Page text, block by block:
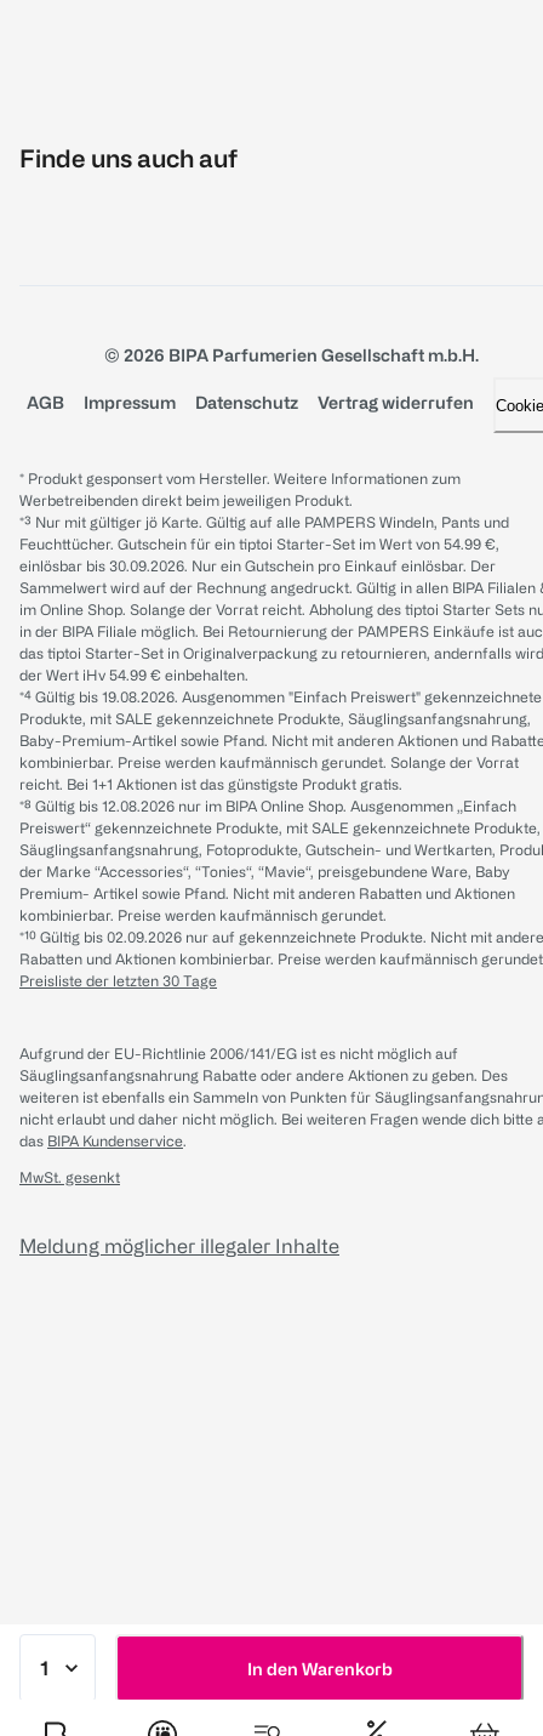
In den Warenkorb
Finde uns auch auf
© 2026 BIPA Parfumerien Gesellschaft m.b.H.
AGB Impressum Datenschutz Vertrag widerrufen
* Produkt gesponsert vom Hersteller. Weitere Informationen zum
Werbetreibenden direkt beim jeweiligen Produkt.
*³ Nur mit gültiger jö Karte. Gültig auf alle PAMPERS Windeln, Pants und
Feuchttücher. Gutschein für ein tiptoi Starter-Set im Wert von 54.99 €,
einlösbar bis 30.09.2026. Nur ein Gutschein pro Einkauf einlösbar. Der
Sammelwert wird auf der Rechnung angedruckt. Gültig in allen BIPA Filialen
im Online Shop. Solange der Vorrat reicht. Abholung des tiptoi Starter Sets
in der BIPA Filiale möglich. Bei Retournierung der PAMPERS Einkäufe ist
das tiptoi Starter-Set in Originalverpackung zu retournieren, andernfalls wird
der Wert iHv 54.99 € einbehalten.
*⁴ Gültig bis 19.08.2026. Ausgenommen "Einfach Preiswert" gekennzeichnete
Produkte, mit SALE gekennzeichnete Produkte, Säuglingsanfangsnahrung,
Baby-Premium-Artikel sowie Pfand. Nicht mit anderen Aktionen und
kombinierbar. Preise werden kaufmännisch gerundet. Solange der Vorrat
reicht. Bei 1+1 Aktionen ist das günstigste Produkt gratis.
*⁸ Gültig bis 12.08.2026 nur im BIPA Online Shop. Ausgenommen „Einfach
Preiswert“ gekennzeichnete Produkte, mit SALE gekennzeichnete Produkte,
Säuglingsanfangsnahrung, Fotoprodukte, Gutschein- und Wertkarten,
der Marke “Accessories“, “Tonies“, “Mavie“, preisgebundene Ware, Baby
Premium- Artikel sowie Pfand. Nicht mit anderen Rabatten und Aktionen
kombinierbar. Preise werden kaufmännisch gerundet.
*¹⁰ Gültig bis 02.09.2026 nur auf gekennzeichnete Produkte. Nicht mit
Rabatten und Aktionen kombinierbar. Preise werden kaufmännisch
Preisliste der letzten 30 Tage
Aufgrund der EU-Richtlinie 2006/141/EG ist es nicht möglich auf
Säuglingsanfangsnahrung Rabatte oder andere Aktionen zu geben. Des
weiteren ist ebenfalls ein Sammeln von Punkten für
nicht erlaubt und daher nicht möglich. Bei weiteren Fragen wende dich bitte
das BIPA Kundenservice.
MwSt. gesenkt
Meldung möglicher illegaler Inhalte